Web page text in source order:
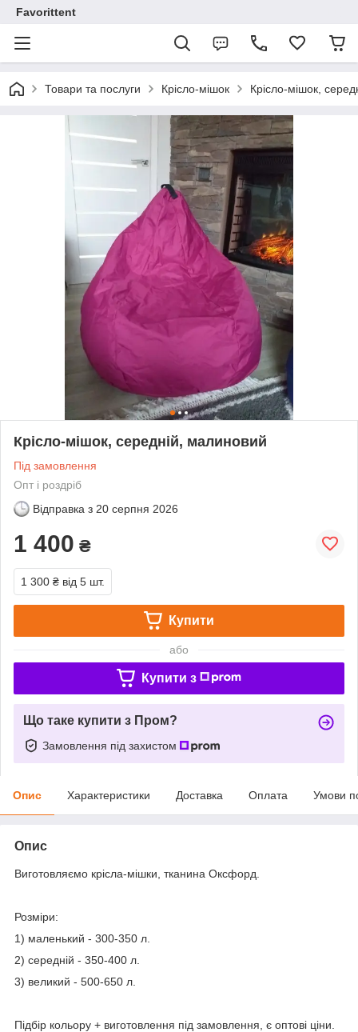
Favorittent
Товари та послуги Крісло-мішок Крісло-мішок,
Крісло-мішок, середній, малиновий
Під замовлення
Опт і роздріб
Відправка з 20 серпня 2026
1 400 ₴
1 300 ₴ від 5 шт.
Купити
або
Купити з
Що таке купити з Пром?
Замовлення під захистом
Опис Характеристики Доставка Оплата Умови
Опис
Виготовляємо крісла-мішки, тканина Оксфорд.
Розміри:
1) маленький - 300-350 л.
2) середній - 350-400 л.
3) великий - 500-650 л.
Підбір кольору + виготовлення під замовлення, є оптові ціни.